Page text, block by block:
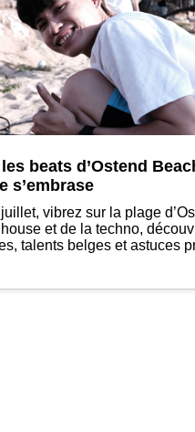
beats d’Ostend
s’embrase
vibrez sur la plage
et de la techno,
talents belges et astuces